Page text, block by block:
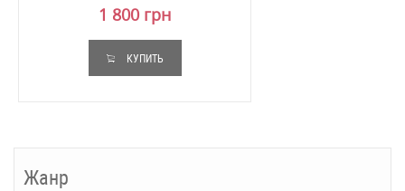
1 800 грн
КУПИТЬ
Жанр